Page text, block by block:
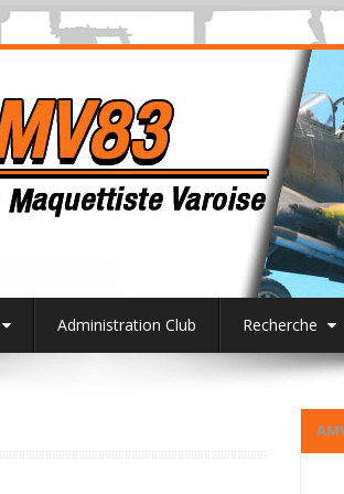
Administration Club Recherche